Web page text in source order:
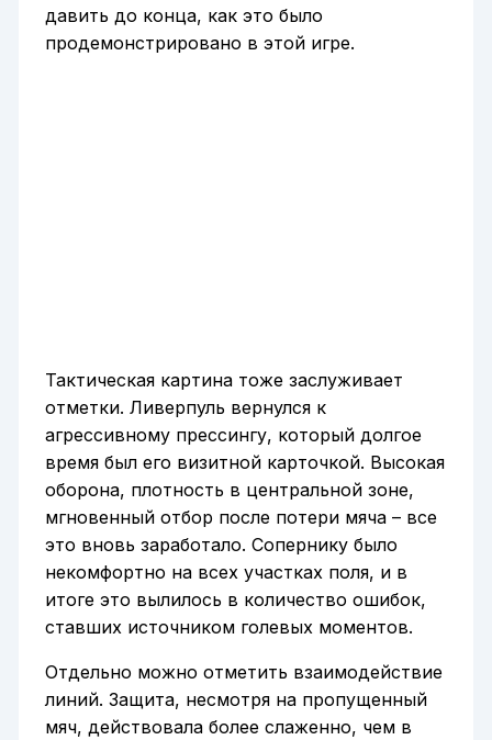
давить до конца, как это было
продемонстрировано в этой игре.
Тактическая картина тоже заслуживает
отметки. Ливерпуль вернулся к
агрессивному прессингу, который долгое
время был его визитной карточкой. Высокая
оборона, плотность в центральной зоне,
мгновенный отбор после потери мяча – все
это вновь заработало. Сопернику было
некомфортно на всех участках поля, и в
итоге это вылилось в количество ошибок,
ставших источником голевых моментов.
Отдельно можно отметить взаимодействие
линий. Защита, несмотря на пропущенный
мяч, действовала более слаженно, чем в